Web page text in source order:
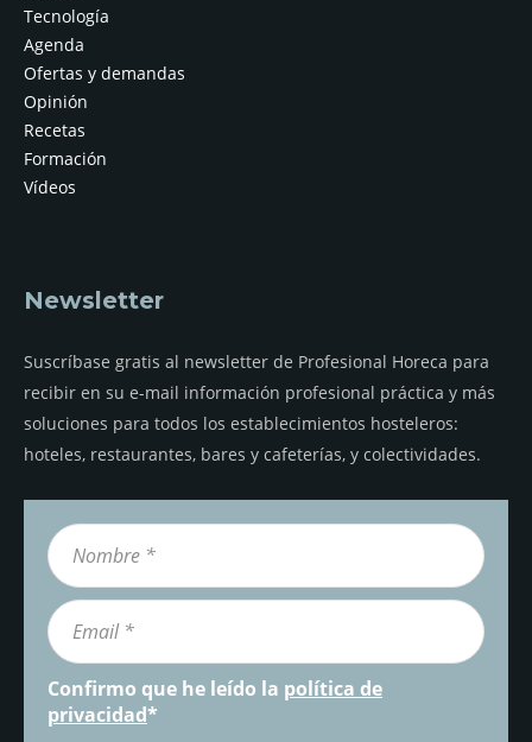
Tecnología
Agenda
Ofertas y demandas
Opinión
Recetas
Formación
Vídeos
Newsletter
Suscríbase gratis al newsletter de Profesional Horeca para
recibir en su e-mail información profesional práctica y más
soluciones para todos los establecimientos hosteleros:
hoteles, restaurantes, bares y cafeterías, y colectividades.
Confirmo que he leído la política de
privacidad*